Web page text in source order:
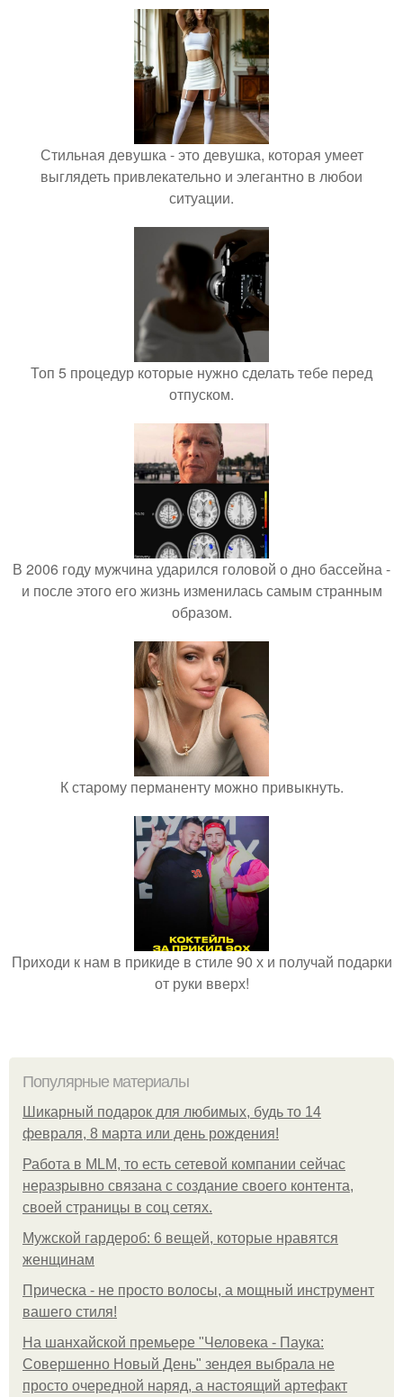
Стильная девушка - это девушка, которая умеет
выглядеть привлекательно и элегантно в любои
ситуации.
Топ 5 процедур которые нужно сделать тебе перед
отпуском.
В 2006 году мужчина ударился головой о дно бассейна -
и после этого его жизнь изменилась самым странным
образом.
К старому перманенту можно привыкнуть.
Приходи к нам в прикиде в стиле 90 х и получай подарки
от руки вверх!
Популярные материалы
Шикарный подарок для любимых, будь то 14
февраля, 8 марта или день рождения!
Работа в MLM, то есть сетевой компании сейчас
неразрывно связана с создание своего контента,
своей страницы в соц сетях.
Мужской гардероб: 6 вещей, которые нравятся
женщинам
Прическа - не просто волосы, а мощный инструмент
вашего стиля!
На шанхайской премьере "Человека - Паука:
Совершенно Новый День" зендея выбрала не
просто очередной наряд, а настоящий артефакт